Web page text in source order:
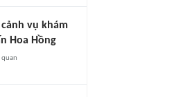
cảnh vụ khám
Hoa Hồng
quan